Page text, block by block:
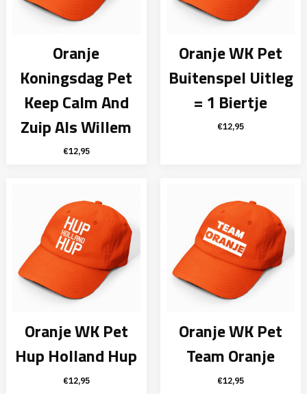
Oranje
Koningsdag Pet
Keep Calm And
Zuip Als Willem
€12,95
Oranje WK Pet
Buitenspel Uitleg
= 1 Biertje
€12,95
Oranje WK Pet
Hup Holland Hup
€12,95
Oranje WK Pet
Team Oranje
€12,95